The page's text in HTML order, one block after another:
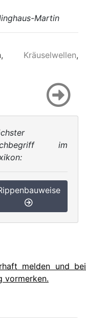
Martin
Kräuselwellen,
im
melden und bei
vormerken.